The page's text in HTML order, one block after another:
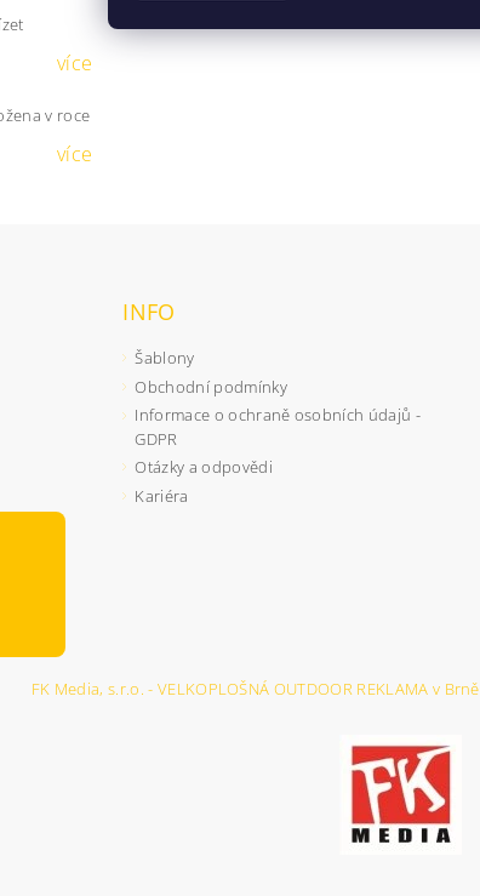
více
v roce
více
INFO
Šablony
Obchodní podmínky
Informace o ochraně osobních údajů -
GDPR
Otázky a odpovědi
Kariéra
FK Media, s.r.o. - VELKOPLOŠNÁ OUTDOOR REKLAMA v Brně